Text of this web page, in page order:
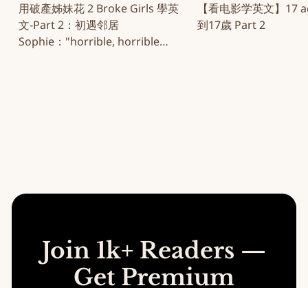
用破產姊妹花 2 Broke Girls 學英
文-Part 2：初遇邻居
Sophie："horrible, horrible
【看电影学英文】17
到17歲 Part 2
Join 1k+ Readers —
Get Premium